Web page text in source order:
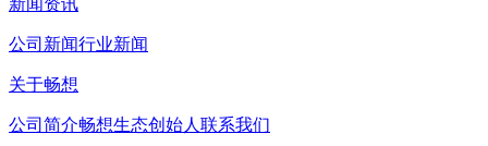
公司新闻行业新闻
关于畅想
公司简介畅想生态创始人 联系我们